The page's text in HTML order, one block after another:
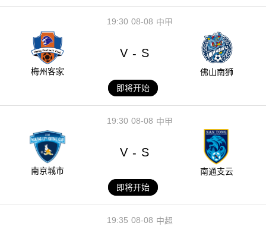
08-08
19:30 中甲
梅州客家
V - S
佛山南狮
即将开始
08-08
19:30 中甲
南京城市
V - S
南通支云
即将开始
08-08
19:35 中超